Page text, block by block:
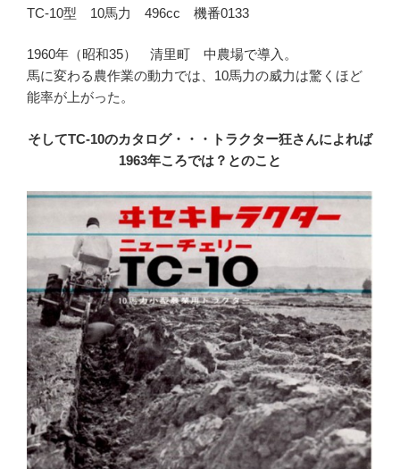
TC-10型 10馬力 496cc 機番0133
1960年（昭和35） 清里町 中農場で導入。
馬に変わる農作業の動力では、10馬力の威力は驚くほど
能率が上がった。
そしてTC-10のカタログ・・・トラクター狂さんによれば
1963年ころでは？とのこと